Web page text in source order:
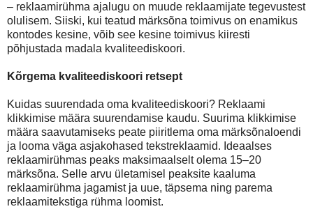
– reklaamirühma ajalugu on muude reklaamijate tegevustest
olulisem. Siiski, kui teatud märksõna toimivus on enamikus
kontodes kesine, võib see kesine toimivus kiiresti
põhjustada madala kvaliteediskoori.
Kõrgema kvaliteediskoori retsept
Kuidas suurendada oma kvaliteediskoori? Reklaami
klikkimise määra suurendamise kaudu. Suurima klikkimise
määra saavutamiseks peate piiritlema oma märksõnaloendi
ja looma väga asjakohased tekstreklaamid. Ideaalses
reklaamirühmas peaks maksimaalselt olema 15–20
märksõna. Selle arvu ületamisel peaksite kaaluma
reklaamirühma jagamist ja uue, täpsema ning parema
reklaamitekstiga rühma loomist.